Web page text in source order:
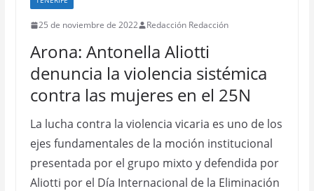
25 de noviembre de 2022 Redacción Redacción
Arona: Antonella Aliotti
denuncia la violencia sistémica
contra las mujeres en el 25N
La lucha contra la violencia vicaria es uno de los
ejes fundamentales de la moción institucional
presentada por el grupo mixto y defendida por
Aliotti por el Día Internacional de la Eliminación